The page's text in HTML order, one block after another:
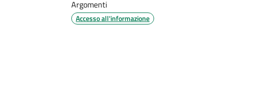
Argomenti
Accesso all'informazione